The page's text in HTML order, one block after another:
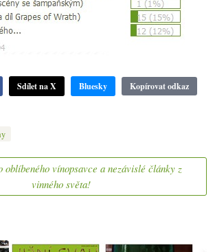
Sdílet na X Bluesky Kopírovat odkaz
oblíbeného vínopsavce a nezávislé články z
vinného světa!